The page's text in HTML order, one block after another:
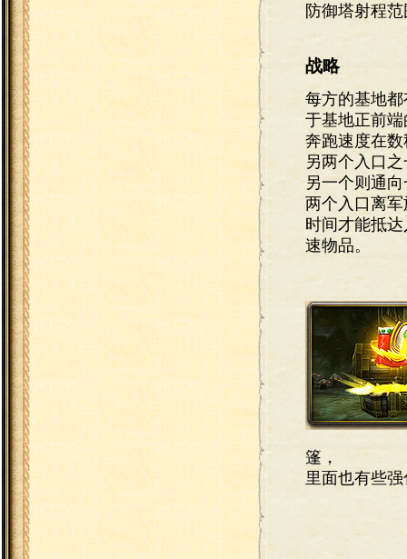
防御塔射程
战略
每方的基地
于基地正前
奔跑速度在
另两个入口
另一个则通
两个入口离
时间才能抵
速物品。
篷，
里面也有些